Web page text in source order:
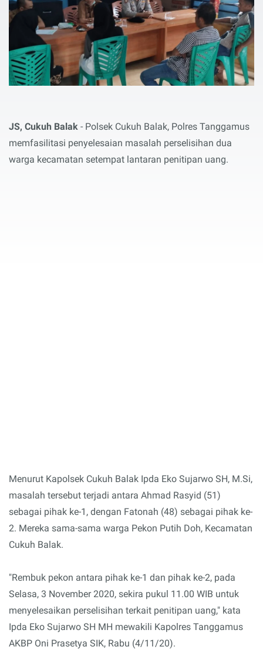
JS, Cukuh Balak - Polsek Cukuh Balak, Polres Tanggamus
memfasilitasi penyelesaian masalah perselisihan dua
warga kecamatan setempat lantaran penitipan uang.
Menurut Kapolsek Cukuh Balak Ipda Eko Sujarwo SH, M.Si,
masalah tersebut terjadi antara Ahmad Rasyid (51)
sebagai pihak ke-1, dengan Fatonah (48) sebagai pihak ke-
2. Mereka sama-sama warga Pekon Putih Doh, Kecamatan
Cukuh Balak.
"Rembuk pekon antara pihak ke-1 dan pihak ke-2, pada
Selasa, 3 November 2020, sekira pukul 11.00 WIB untuk
menyelesaikan perselisihan terkait penitipan uang," kata
Ipda Eko Sujarwo SH MH mewakili Kapolres Tanggamus
AKBP Oni Prasetya SIK, Rabu (4/11/20).